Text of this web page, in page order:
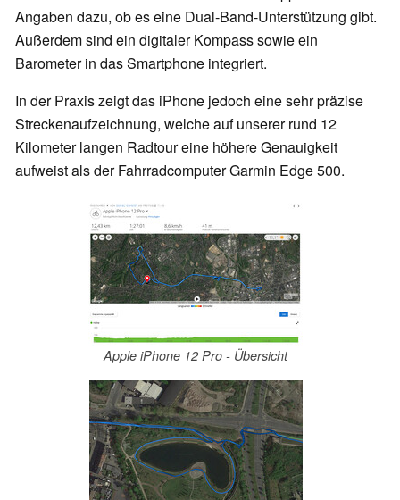
Angaben dazu, ob es eine Dual-Band-Unterstützung gibt.
Außerdem sind ein digitaler Kompass sowie ein
Barometer in das Smartphone integriert.
In der Praxis zeigt das iPhone jedoch eine sehr präzise
Streckenaufzeichnung, welche auf unserer rund 12
Kilometer langen Radtour eine höhere Genauigkeit
aufweist als der Fahrradcomputer Garmin Edge 500.
Apple iPhone 12 Pro - Übersicht